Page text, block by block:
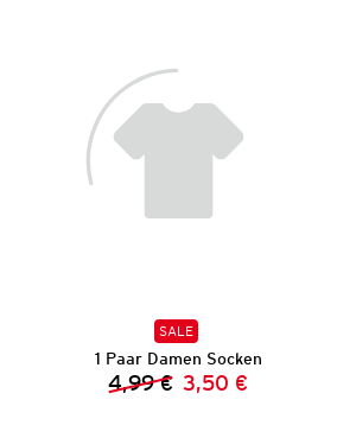
SALE
1 Paar Damen Socken
Vorheriger Preis:
4,99 € Neuer Preis:
3,50 €